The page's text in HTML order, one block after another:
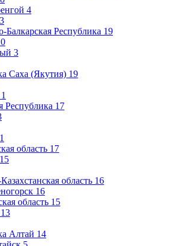
4
3
Балкарская Республика 19
3
Саха (Якутия) 19
1
Республика 17
1
область 17
15
область 16
16
область 15
13
Алтай 14